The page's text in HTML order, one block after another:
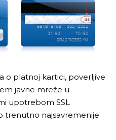
o platnoj kartici, poverljive
javne mreže u
upotrebom SSL
trenutno najsavremenije